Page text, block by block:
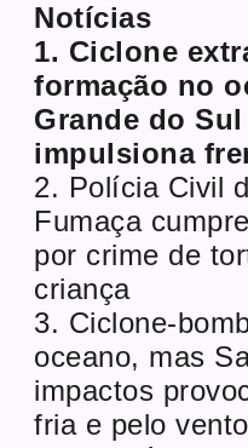
Notícias
1. Ciclone
formação no
Grande do
impulsiona
2. Polícia Civil
Fumaça
por crime de
criança
3. Ciclone-
oceano, mas
impactos
fria e pelo